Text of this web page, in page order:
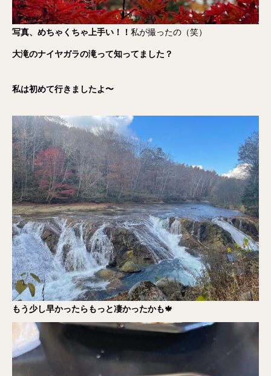
写真、めちゃくちゃ上手い！！ 私が撮ったの（笑）
大滝のナイヤガラの滝って知ってました？
私は初めて行きましたよ〜
もう少し早かったらもっと凄かったかも🍁